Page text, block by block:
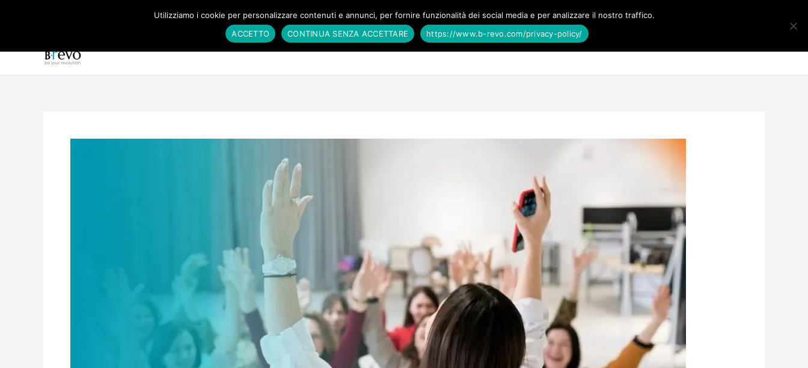
Inizia da qui Cosa facciamo per te Corsi Chi siamo Blog
Utilizziamo i cookie per personalizzare contenuti e annunci, per fornire funzionalità dei social media e per analizzare il nostro traffico.
ACCETTO
CONTINUA SENZA ACCETTARE https://www.b-revo.com/privacy-policy/